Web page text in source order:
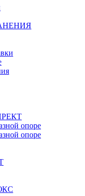
опоре
опоре